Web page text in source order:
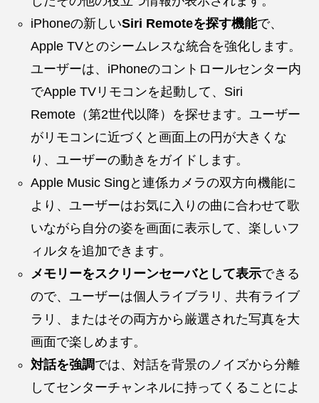
iPhoneの新しいSiri Remoteを探す機能で、
Apple TVとのシームレスな統合を強化します。
ユーザーは、iPhoneのコントロールセンター内
でApple TVリモコンを起動して、Siri
Remote（第2世代以降）を探せます。ユーザー
がリモコンに近づくと画面上の円が大きくな
り、ユーザーの動きをガイドします。
Apple Music Singと連係カメラの双方向機能に
より、ユーザーはお気に入りの曲に合わせて歌
いながら自分の姿を画面に表示して、楽しいフ
ィルタを追加できます。
メモリーをスクリーンセーバとして表示できる
ので、ユーザーは個人ライブラリ、共有ライブ
ラリ、またはその両方から厳選された写真を大
画面で楽しめます。
対話を強調では、対話を背景のノイズから分離
してセンターチャンネルに持ってくることによ